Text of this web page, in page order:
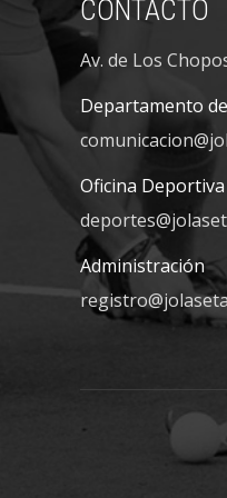
CONTACTO
Av. de Los
Departamento
Oficina Deportiva
Administración